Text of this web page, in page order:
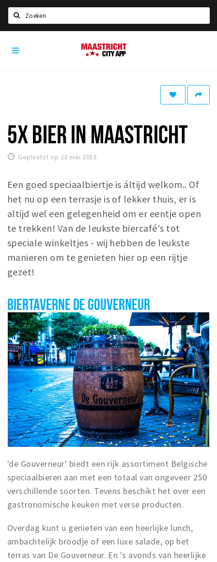
Home
Eten
Drinken
Recreatief
Winkels
Winkelgebieden
Parkeren
Bezienswaardigheden
Uitjes & activiteiten
Toeristische routes
Natuurgebieden
Baroniepoorten
Sport
Andere City Apps
Inloggen
Maastricht
City
5X BIER IN MAASTRICHT
Geplaatst op 23 mei 2018
Een goed speciaalbiertje is áltijd welkom.. Of
het nu op een terrasje is of lekker thuis, er is
altijd wel een gelegenheid om er eentje open
te trekken! Van de leukste biercafé's tot
speciale winkeltjes - wij hebben de leukste
manieren om te genieten hier op een rijtje
gezet!
BIERTAVERNE DE GOUVERNEUR
'de Gouverneur' biedt een rijk assortiment Belgische
speciaalbieren aan met een totaal van ongeveer 250
verschillende soorten. Tevens beschikt het over een
gastronomische keuken met verse producten.
Overdag kunt u genieten van een heerlijke lunch,
ambachtelijk broodje of een luxe salade, op het
terras van De Gouverneur. En 's avonds van heerlijke